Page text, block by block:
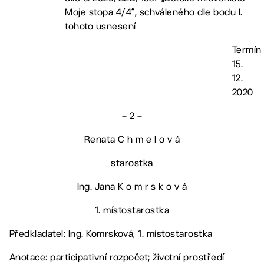
Moje stopa 4/4“, schváleného dle bodu I.
tohoto usnesení
Termín
15.
12.
2020
– 2 –
Renata C h m e l o v á
starostka
Ing. Jana K o m r s k o v á
1. místostarostka
Předkladatel: Ing. Komrsková, 1. místostarostka
Anotace: participativní rozpočet; životní prostředí